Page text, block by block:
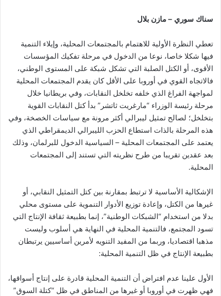
سناك سوري – مازن بلال
تعطي النظرة الأولية للاهتمام بالمجتمعات المحلية، وإيلاء التنمية
فيها شكلا خاصا، نوعا من الدخول في مرحلة تفكيك المؤسسات
الأقوى، أو الكتل الصلبة التي تشكل شبكة على المستوى الوطني،
فالاتجاه القوي في أوروبا على الأقل كان يقدم المجتمعات المحلية
لمواجهة الفراغ الذي خلفه تخلخل النقابات، وفي بريطانيا خلال
مرحلة رئيسة الوزراء “مارغريت ثاتشر” بدأ كتل النقابات القوية
بتخلخل؛ لصالح تمثيل ليبرالي أكثر مرونة مع سياسات الخصخة، وفي
هذه المرحلة بالذات استطاع الحزب الليبرالي الديمقراطي الذي
يعتمد على المجتمعات المحلية – السياسية الدخول للبرلمان، وذلك
بعد عقدين تقريبا من طرح نظريته التي تستند إلى المجتمعات
المحلية.
الإشكالية الأساسية لا ترتبط بمقارنة بين كتل التمثيل النقابي، أو
غيرها من الكتل، وإعادة توزيع الأدوار التنموية على مستوى محلي
بدلا من استخدام “الشبكات الوطنية”، إنما بطبيعة ثقافة الإنتاج التي
تسود المجتمع، فالتنمية المحلية في النهاية هي أسلوب وليست
مذهبا اقتصاديا، وربما من المفيد التنويه لأمرين أساسيين يرتبطان
بطبيعة الإنتاج في ظل التنمية المحلية:
الأول علينا عدم افتراض أن التنمية المحلية قادرة على إنتاج أسواقها،
فهي ظهرت في أوروبا أو غيرها من المناطق في ظل “كتلة السوق”